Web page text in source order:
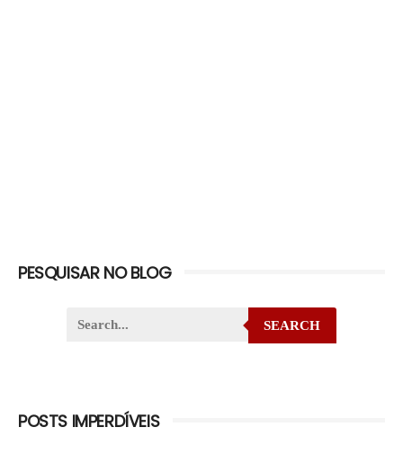
PESQUISAR NO BLOG
SEARCH
POSTS IMPERDÍVEIS